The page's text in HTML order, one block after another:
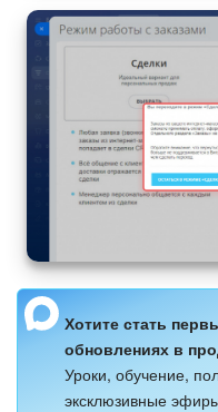
Изменения в
Хотите стать
обновлениях в
Уроки, обучение,
эксклюзивные